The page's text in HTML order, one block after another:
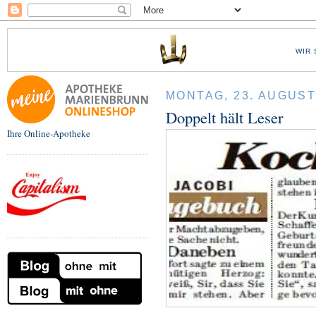
WIR
Ihre Online-Apotheke
MONTAG, 23.
Doppelt hält Leser